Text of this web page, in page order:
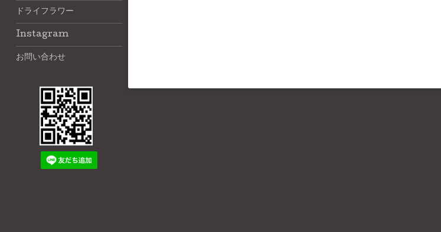
ドライフラワー
Instagram
お問い合わせ